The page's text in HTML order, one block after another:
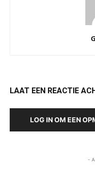
LAAT EEN REACTIE
LOG IN OM EEN
-